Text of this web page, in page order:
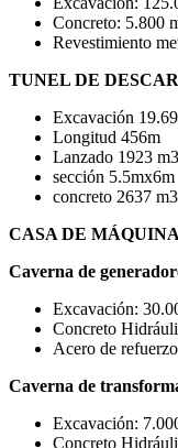
Concreto: 5.800
Revestimiento
TUNEL DE
Excavación
Longitud 456m
Lanzado 1923 m3
sección 5.5mx6m
concreto 2637 m3
CASA DE
Caverna de
Excavación:
Concreto
Acero de
Caverna de
Excavación:
Concreto